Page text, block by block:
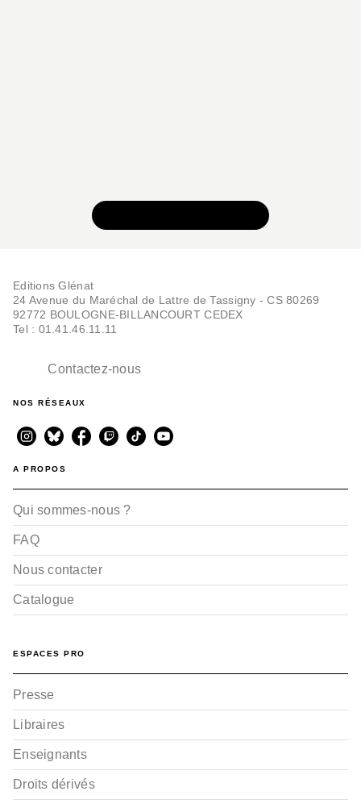
Editions Glénat
24 Avenue du Maréchal de Lattre de Tassigny - CS 80269
92772 BOULOGNE-BILLANCOURT CEDEX
Tel : 01.41.46.11.11
Contactez-nous
NOS RÉSEAUX
A PROPOS
Qui sommes-nous ?
FAQ
Nous contacter
Catalogue
ESPACES PRO
Presse
Libraires
Enseignants
Droits dérivés